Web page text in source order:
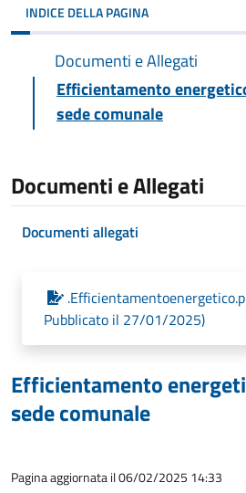
INDICE DELLA PAGINA
Documenti e Allegati
Efficientamento
sede comunale
Documenti e Allegati
Documenti allegati
Pubblicato il 27/01/2025)
Efficientamento
sede comunale
Pagina aggiornata il 06/02/2025 14:33